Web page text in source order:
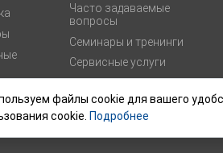
Часто задаваемые
вопросы
Семинары и тренинги
Сервисные услуги
Подписка на новости
файлы cookie для вашего
cookie. Подробнее